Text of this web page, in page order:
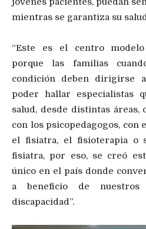
mientras se garantiza su
“Este es el centro
porque las familias
condición deben dirigirse
poder hallar especialistas
salud, desde distintas áreas,
con los psicopedagogos, con
el fisiatra, el fisioterapia o
fisiatra, por eso, se creó
único en el país donde
a beneficio de
discapacidad”.